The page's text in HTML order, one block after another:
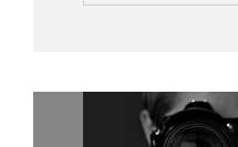
Окружающая среда
Политика